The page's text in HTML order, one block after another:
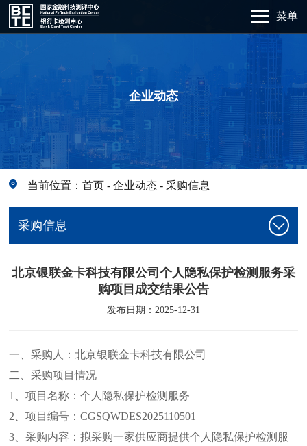
菜单
企业动态
当前位置：首页 -企业动态 -采购信息
采购信息
北京银联金卡科技有限公司个人隐私保护检测服务采
购项目成交结果公告
发布日期：2025-12-31
一、采购人：北京银联金卡科技有限公司
二、采购项目情况
1、项目名称：个人隐私保护检测服务
2、项目编号：CGSQWDES2025110501
3、采购内容：拟采购一家供应商提供个人隐私保护检测服